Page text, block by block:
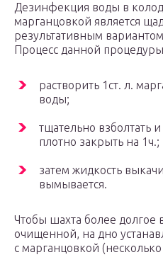
Дезинфекция воды в
марганцовкой является
результативным
Процесс данной
растворить 1ст. л.
воды;
тщательно взболтать
плотно закрыть на 1ч.;
затем жидкость
вымывается.
Чтобы шахта более долгое
очищенной, на дно
с марганцовкой (несколько